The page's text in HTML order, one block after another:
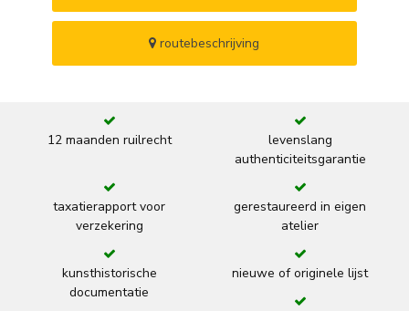
routebeschrijving
12 maanden ruilrecht
levenslang
authenticiteitsgarantie
taxatierapport voor
verzekering
gerestaureerd in eigen
atelier
kunsthistorische
documentatie
nieuwe of originele lijst